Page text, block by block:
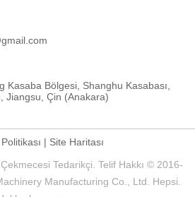
Kasaba Bölgesi, Shanghu Kasabası,
Jiangsu, Çin (Anakara)
| Site Haritası
Tedarikçi. Telif Hakkı © 2016-
Manufacturing Co., Ltd. Hepsi.